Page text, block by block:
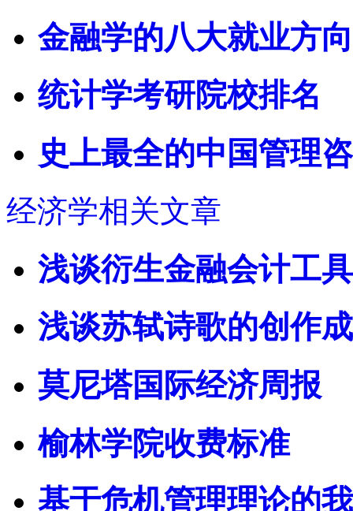
金融学的八大就业方
统计学考研院校排名
史上最全的中国管理
经济学相关文章
浅谈衍生金融会计工
浅谈苏轼诗歌的创作
莫尼塔国际经济周报
榆林学院收费标准
基于危机管理理论的